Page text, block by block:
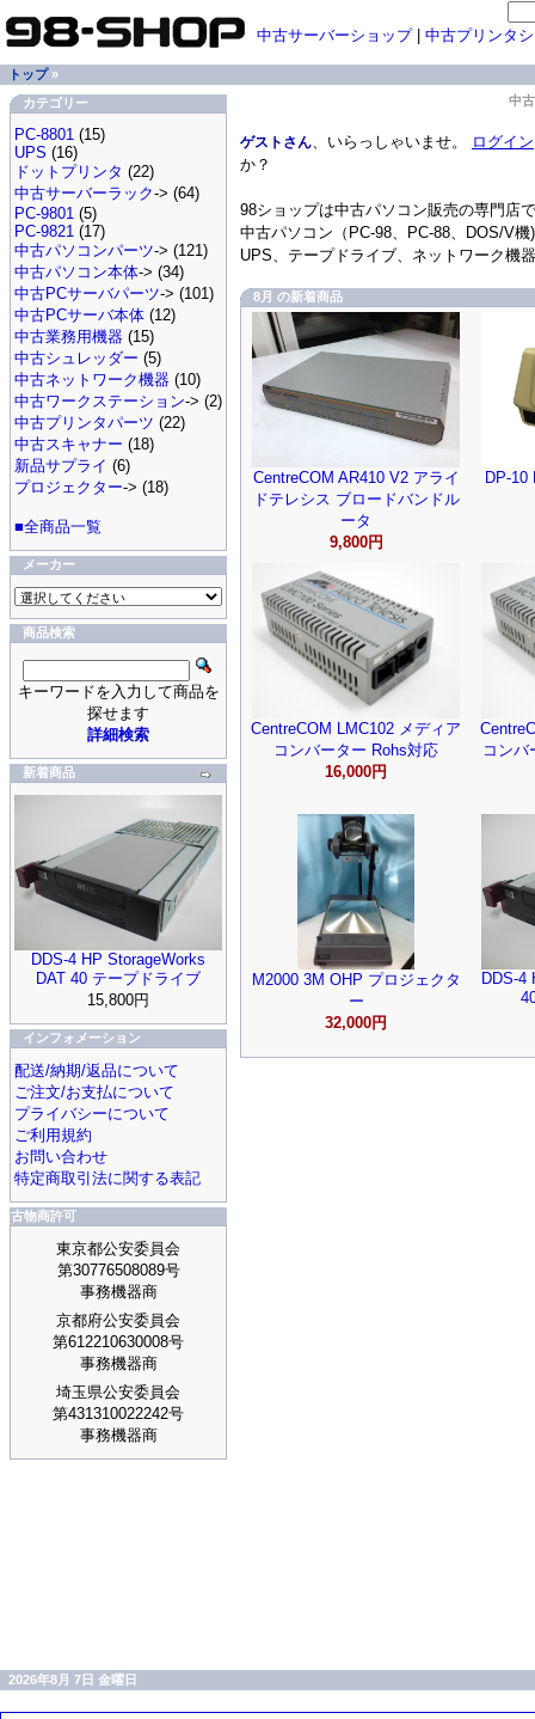
中古サーバーショップ| 中古プリンタ
トップ»
カテゴリー
PC-8801 (15)
UPS (16)
ドットプリンタ (22)
中古サーバーラック-> (64)
PC-9801 (5)
PC-9821 (17)
中古パソコンパーツ-> (121)
中古パソコン本体-> (34)
中古PCサーバパーツ-> (101)
中古PCサーバ本体 (12)
中古業務用機器 (15)
中古シュレッダー (5)
中古ネットワーク機器 (10)
中古ワークステーション-> (2)
中古プリンタパーツ (22)
中古スキャナー (18)
新品サプライ (6)
プロジェクター-> (18)
■全商品一覧
メーカー
商品検索
キーワードを入力して商品を
探せます
詳細検索
新着商品
DDS-4 HP StorageWorks
DAT 40 テープドライブ
15,800円
インフォメーション
配送/納期/返品について
ご注文/お支払について
プライバシーについて
ご利用規約
お問い合わせ
特定商取引法に関する表記
古物商許可
東京都公安委員会
第30776508089号
事務機器商
京都府公安委員会
第612210630008号
事務機器商
埼玉県公安委員会
第431310022242号
事務機器商
中
ゲストさん、いらっしゃいませ。 ログイン
か？
98ショップは中古パソコン販売の専門店
中古パソコン（PC-98、PC-88、DOS/V
UPS、テープドライブ、ネットワーク機
8月 の新着商品
CentreCOM AR410 V2 アライ
ドテレシス ブロードバンドル
ータ
9,800円
DP-10
CentreCOM LMC102 メディア
コンバーター Rohs対応
16,000円
コンバ
M2000 3M OHP プロジェクタ
ー
32,000円
DDS-4
2026年8月 7日 金曜日